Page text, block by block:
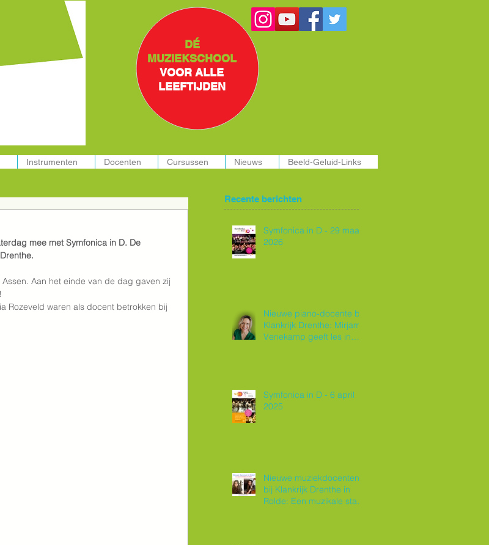
DÉ
MUZIEKSCHOOL
VOOR ALLE
LEEFTIJDEN
Instrumenten Docenten Cursussen Nieuws Beeld-Geluid-Links
mee met Symfonica in D. De
Aan het einde van de dag gaven zij
Rozeveld waren als docent betrokken bij
dag.
Recente berichten
Symfonica in D - 29 maart
2026
Nieuwe piano-docente bij
Klankrijk Drenthe: Mirjam
Venekamp geeft les in
Symfonica in D - 6 april
2025
Nieuwe muziekdocenten
bij Klankrijk Drenthe in
Rolde: Een muzikale start